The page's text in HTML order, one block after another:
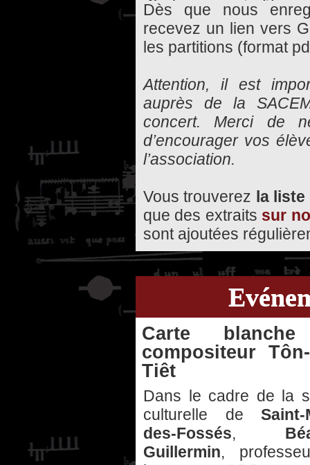
Dès que nous
recevez un lien vers
les partitions (format
Attention, il est
auprès de la
concert. Merci de
d’encourager vos
l’association.
Vous trouverez la
que des extraits sur
sont ajoutées
Carte
compositeur
Tiêt
Dans le cadre de la
culturelle de Saint-
des-Fossés,
Guillermin,